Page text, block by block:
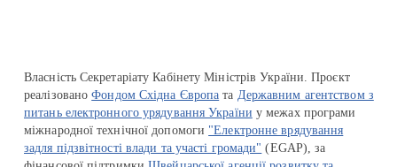
Власність Секретаріату Кабінету Міністрів України. Проєкт
реалізованоФондом Східна Європа та Державним агентством з
питань електронного урядування України у межах програми
міжнародної технічної допомоги "Електронне врядування
задля підзвітності влади та участі громади" (EGAP), за